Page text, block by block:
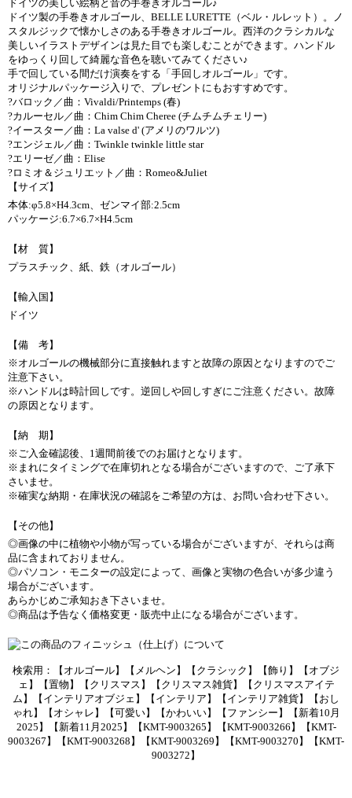
ドイツの美しい絵柄と音の手巻きオルゴール♪
ドイツ製の手巻きオルゴール、BELLE LURETTE（ベル・ルレット）。ノ
スタルジックで懐かしさのある手巻きオルゴール。西洋のクラシカルな
美しいイラストデザインは見た目でも楽しむことができます。ハンドル
をゆっくり回して綺麗な音色を聴いてみてください♪
手で回している間だけ演奏をする「手回しオルゴール」です。
オリジナルパッケージ入りで、プレゼントにもおすすめです。
?バロック／曲：Vivaldi/Printemps (春)
?カルーセル／曲：Chim Chim Cheree (チムチムチェリー)
?イースター／曲：La valse d' (アメリのワルツ)
?エンジェル／曲：Twinkle twinkle little star
?エリーゼ／曲：Elise
?ロミオ＆ジュリエット／曲：Romeo&Juliet
【サイズ】
本体:φ5.8×H4.3cm、ゼンマイ部:2.5cm
パッケージ:6.7×6.7×H4.5cm
【材 質】
プラスチック、紙、鉄（オルゴール）
【輸入国】
ドイツ
【備 考】
※オルゴールの機械部分に直接触れますと故障の原因となりますのでご
注意下さい。
※ハンドルは時計回しです。逆回しや回しすぎにご注意ください。故障
の原因となります。
【納 期】
※ご入金確認後、1週間前後でのお届けとなります。
※まれにタイミングで在庫切れとなる場合がございますので、ご了承下
さいませ。
※確実な納期・在庫状況の確認をご希望の方は、お問い合わせ下さい。
【その他】
◎画像の中に植物や小物が写っている場合がございますが、それらは商
品に含まれておりません。
◎パソコン・モニターの設定によって、画像と実物の色合いが多少違う
場合がございます。
あらかじめご承知おき下さいませ。
◎商品は予告なく価格変更・販売中止になる場合がございます。
検索用：【オルゴール】【メルヘン】【クラシック】【飾り】【オブジ
ェ】【置物】【クリスマス】【クリスマス雑貨】【クリスマスアイテ
ム】【インテリアオブジェ】【インテリア】【インテリア雑貨】【おし
ゃれ】【オシャレ】【可愛い】【かわいい】【ファンシー】【新着10月
2025】【新着11月2025】【KMT-9003265】【KMT-9003266】【KMT-
9003267】【KMT-9003268】【KMT-9003269】【KMT-9003270】【KMT-
9003272】